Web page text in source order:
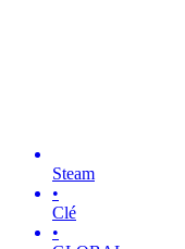
Steam
•
Clé
•